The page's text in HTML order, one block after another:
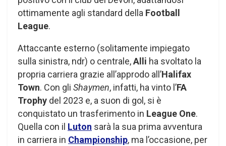
ottimamente agli standard della Football
League.
Attaccante esterno (solitamente impiegato
sulla sinistra, ndr) o centrale,Alli ha svoltato la
propria carriera grazie all’approdo all’Halifax
Town. Con gli Shaymen, infatti, ha vinto l’FA
Trophy del 2023 e, a suon di gol, si è
conquistato un trasferimento in League One.
Quella con il Luton sarà la sua prima avventura
in carriera in Championship, ma l’occasione, per